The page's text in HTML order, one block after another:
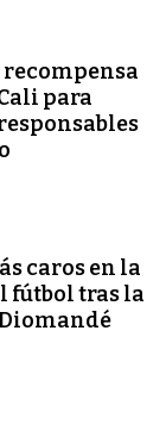
para
caros en la
fútbol tras la